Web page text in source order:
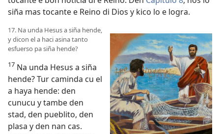
siña mas tocante e Reino di Dios y kico lo e logra.
17. Na unda Hesus a siña hende,
y dicon el a haci asina tanto
esfuerso pa siña hende?
17 Na unda Hesus a siña
hende? Tur caminda cu el
a haya hende: den
cunucu y tambe den
stad, den pueblito, den
plasa y den nan cas.